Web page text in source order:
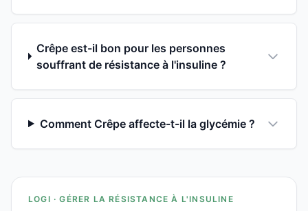
Crêpe est-il bon pour les personnes
souffrant de résistance à l'insuline ?
Comment Crêpe affecte-t-il la glycémie ?
LOGI · GÉRER LA RÉSISTANCE À L'INSULINE